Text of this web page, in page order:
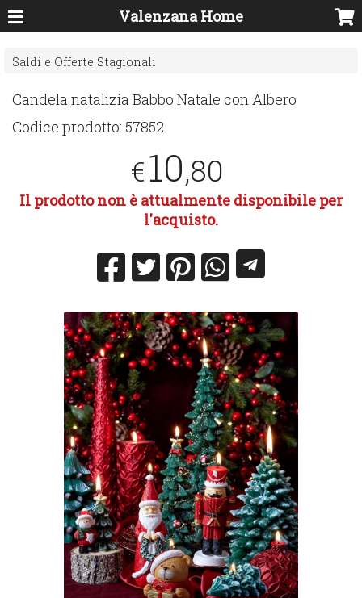
Valenzana Home
Saldi e Offerte Stagionali
Candela natalizia Babbo Natale con Albero
Codice prodotto: 57852
€10,80
Il prodotto non è attualmente disponibile per
l'acquisto.